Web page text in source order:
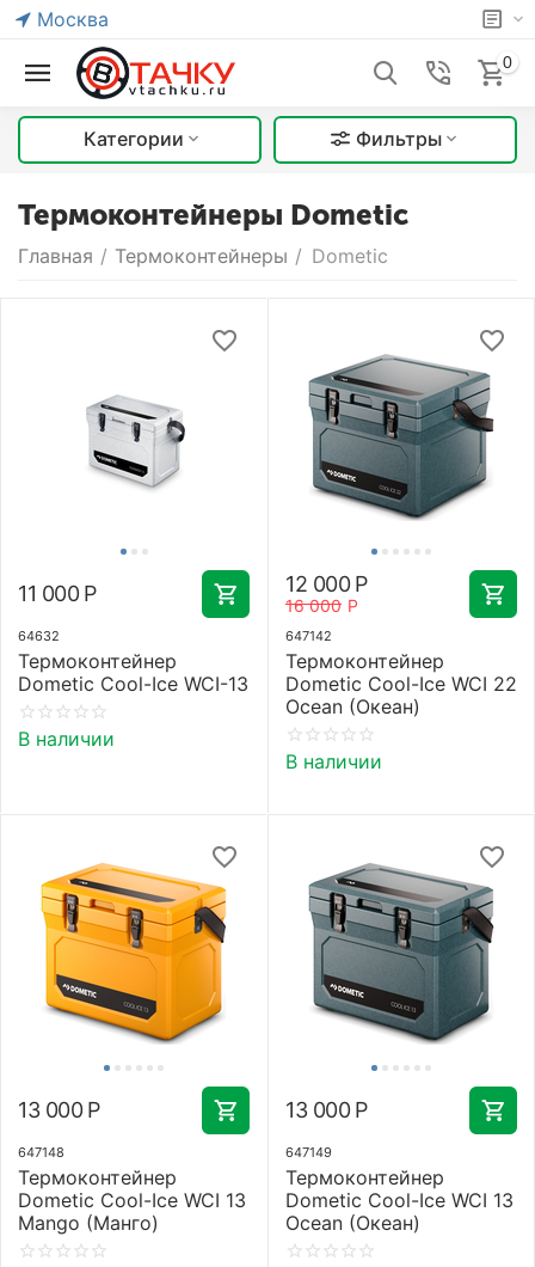
Москва
0
Категории Фильтры
Термоконтейнеры Dometic
Главная / Термоконтейнеры / Dometic
11 000 Р
64632
Термоконтейнер
Dometic Cool-Ice WCI-13
В наличии
16 000 Р
12 000 Р
647142
Термоконтейнер
Dometic Cool-Ice WCI 22
Ocean (Океан)
В наличии
13 000 Р
647148
Термоконтейнер
Dometic Cool-Ice WCI 13
Mango (Манго)
13 000 Р
647149
Термоконтейнер
Dometic Cool-Ice WCI 13
Ocean (Океан)